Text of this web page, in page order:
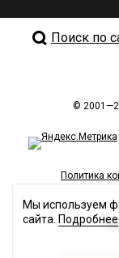
Поиск по
©
Политика
Мы используем
сайта. Подробнее